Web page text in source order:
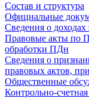
Состав и структура
Официальные
Сведения о
Правовые акты по
обработки ПДн
Сведения о
правовых актов,
Общественные
Контрольно-счетная